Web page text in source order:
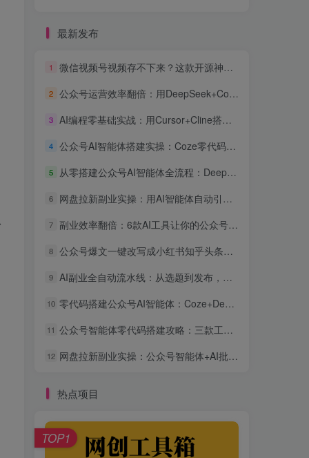
最新发布
1 微信视频号视频存不下来？这款开源神器一键下载，批量+解密+去重全免费
2 公众号运营效率翻倍：用DeepSeek+Coze搭建AI客服智能体，粉丝互动率提升300%
3 AI编程零基础实战：用Cursor+Cline搭建公众号内容自动采集发布系统，全流程可复现
4 公众号AI智能体搭建实操：Coze零代码接入，自动回复用户咨询效率提升3倍
5 从零搭建公众号AI智能体全流程：DeepSeek+Coze+飞书自动化副业实战指南
6 网盘拉新副业实操：用AI智能体自动引流日入300+
7 副业效率翻倍：6款AI工具让你的公众号运营和副业项目自动化实战指南
8 公众号爆文一键改写成小红书知乎头条：AI智能体跨平台分发实操教程
9 AI副业全自动流水线：从选题到发布，一个人管三个公众号的矩阵赚钱实操
10 零代码搭建公众号AI智能体：Coze+DeepSeek接微信客服与自动回复教程
11 公众号智能体零代码搭建攻略：三款工具让你的号24小时自动变现
12 网盘拉新副业实操：公众号智能体+AI批量做内容引流全流程
热点项目
TOP1